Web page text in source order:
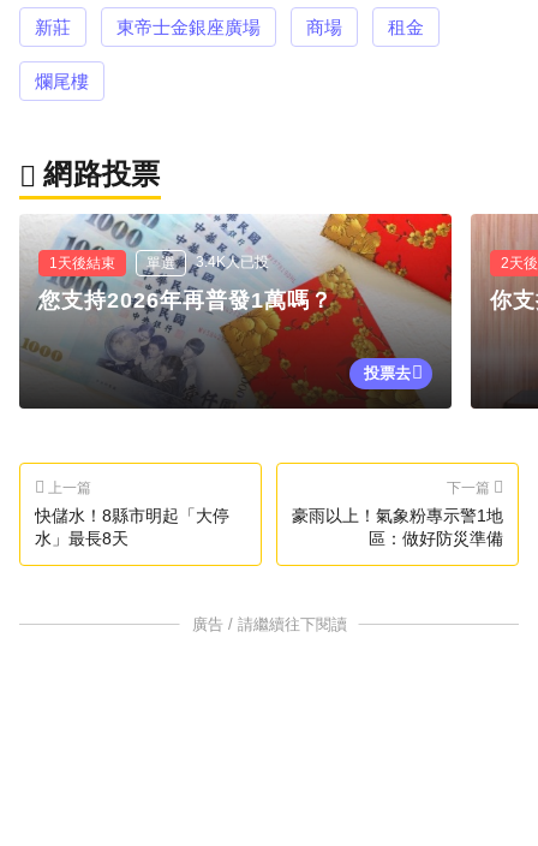
新莊 東帝士金銀座廣場 商場 租金
爛尾樓
網路投票
1天後結束 單選 3.4K人已投
您支持2026年再普發1萬嗎？
投票去
2天
你
上一篇
快儲水！8縣市明起「大停
水」最長8天
下一篇
豪雨以上！氣象粉專示警1地
區：做好防災準備
廣告 / 請繼續往下閱讀